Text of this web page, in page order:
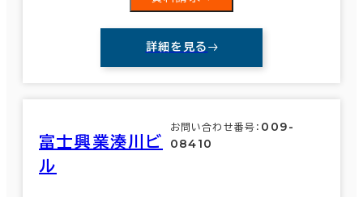
詳細を見る
富士興業湊川ビ
ル
お問い合わせ番号： 009-
08410